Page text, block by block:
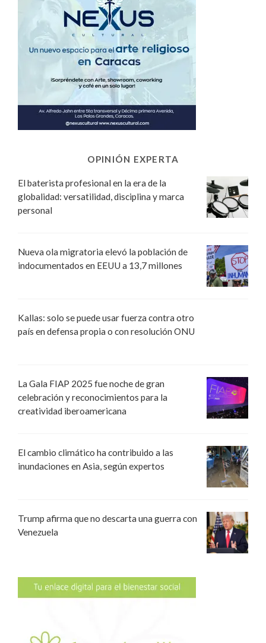
OPINIÓN EXPERTA
El baterista profesional en la era de la
globalidad: versatilidad, disciplina y marca
personal
Nueva ola migratoria elevó la población de
indocumentados en EEUU a 13,7 millones
Kallas: solo se puede usar fuerza contra otro
país en defensa propia o con resolución ONU
La Gala FIAP 2025 fue noche de gran
celebración y reconocimientos para la
creatividad iberoamericana
El cambio climático ha contribuido a las
inundaciones en Asia, según expertos
Trump afirma que no descarta una guerra con
Venezuela